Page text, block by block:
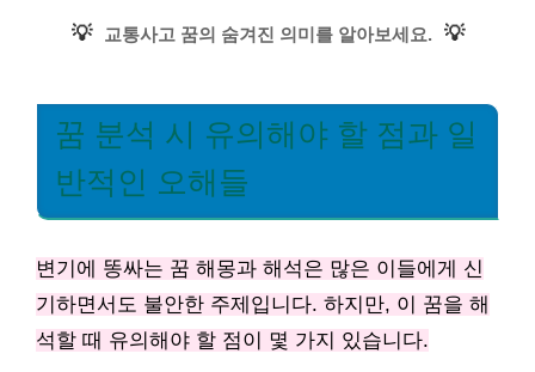
💡 교통사고 꿈의 숨겨진 의미를 알아보세요. 💡
꿈 분석 시 유의해야 할 점과 일
반적인 오해들
변기에 똥싸는 꿈 해몽과 해석은 많은 이들에게 신
기하면서도 불안한 주제입니다. 하지만, 이 꿈을 해
석할 때 유의해야 할 점이 몇 가지 있습니다.